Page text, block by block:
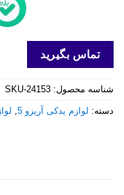
تماس بگیرید
شناسه محصول: SKU-24153
دسته: لوازم یدکی آریزو 5 ,